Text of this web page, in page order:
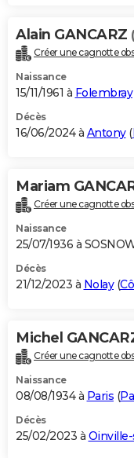
Alain GANCARZ
Créer une cagnotte
Naissance
15/11/1961 à Folembray
Décès
16/06/2024 à Antony(
Mariam
Créer une cagnotte
Naissance
25/07/1936 à
Décès
21/12/2023 à Nolay(
Michel
Créer une cagnotte
Naissance
08/08/1934 à Paris (
Décès
25/02/2023 à